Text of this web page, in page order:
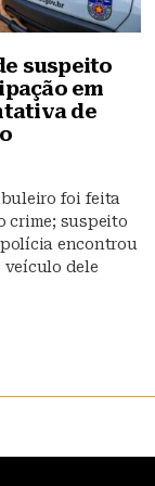
suspeito
em
de
foi feita
crime; suspeito
encontrou
veículo dele